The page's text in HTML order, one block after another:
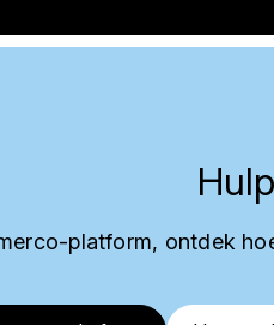
platform, ontdek